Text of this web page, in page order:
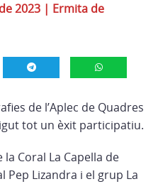
2023 | Ermita de
de l’Aplec de Quadres
tot un èxit participatiu.
Coral La Capella de
Pep Lizandra i el grup La